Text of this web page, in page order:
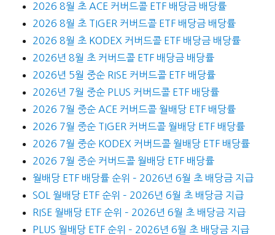
2026 8월 초 ACE 커버드콜 ETF 배당금 배당률
2026 8월 초 TIGER 커버드콜 ETF 배당금 배당률
2026 8월 초 KODEX 커버드콜 ETF 배당금 배당률
2026년 8월 초 커버드콜 ETF 배당금 배당률
2026년 5월 중순 RISE 커버드콜 ETF 배당률
2026년 7월 중순 PLUS 커버드콜 ETF 배당률
2026 7월 중순 ACE 커버드콜 월배당 ETF 배당률
2026 7월 중순 TIGER 커버드콜 월배당 ETF 배당률
2026 7월 중순 KODEX 커버드콜 월배당 ETF 배당률
2026 7월 중순 커버드콜 월배당 ETF 배당률
월배당 ETF 배당률 순위 – 2026년 6월 초 배당금 지급
SOL 월배당 ETF 순위 – 2026년 6월 초 배당금 지급
RISE 월배당 ETF 순위 – 2026년 6월 초 배당금 지급
PLUS 월배당 ETF 순위 – 2026년 6월 초 배당금 지급